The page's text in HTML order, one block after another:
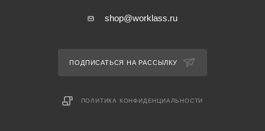
shop@worklass.ru
ПОДПИСАТЬСЯ НА РАССЫЛКУ
ПОЛИТИКА КОНФИДЕНЦИАЛЬНОСТИ